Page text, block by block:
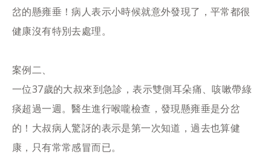
岔的懸雍垂！病人表示小時候就意外發現了，平常都很
健康沒有特別去處理。
案例二、
一位37歲的大叔來到急診，表示雙側耳朵痛、咳嗽帶綠
痰超過一週。醫生進行喉嚨檢查，發現懸雍垂是分岔
的！大叔病人驚訝的表示是第一次知道，過去也算健
康，只有常常感冒而已。